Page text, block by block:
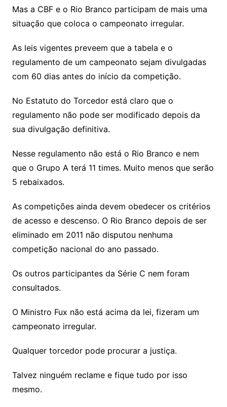
Mas a CBF e o Rio Branco participam de mais uma
situação que coloca o campeonato irregular.
As leis vigentes preveem que a tabela e o
regulamento de um campeonato sejam divulgadas
com 60 dias antes do início da competição.
No Estatuto do Torcedor está claro que o
regulamento não pode ser modificado depois da
sua divulgação definitiva.
Nesse regulamento não está o Rio Branco e nem
que o Grupo A terá 11 times. Muito menos que serão
5 rebaixados.
As competições ainda devem obedecer os critérios
de acesso e descenso. O Rio Branco depois de ser
eliminado em 2011 não disputou nenhuma
competição nacional do ano passado.
Os outros participantes da Série C nem foram
consultados.
O Ministro Fux não está acima da lei, fizeram um
campeonato irregular.
Qualquer torcedor pode procurar a justiça.
Talvez ninguém reclame e fique tudo por isso
mesmo.